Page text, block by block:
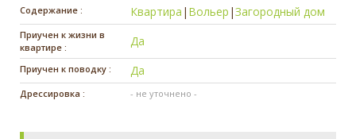
Содержание : Квартира | Вольер |Загородный дом
Приучен к жизни в
квартире :
Да
Приучен к поводку : Да
Дрессировка : - не уточнено -